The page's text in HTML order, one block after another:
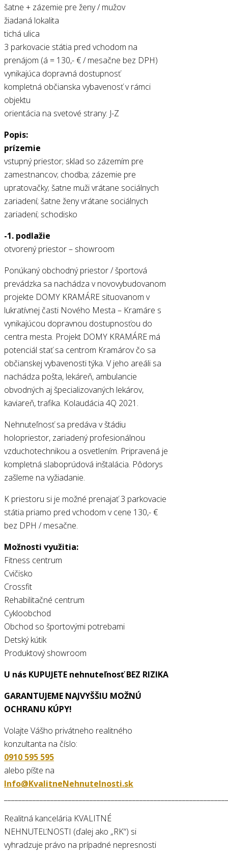
šatne + zázemie pre ženy / mužov
žiadaná lokalita
tichá ulica
3 parkovacie státia pred vchodom na
prenájom (á = 130,- € / mesačne bez DPH)
vynikajúca dopravná dostupnosť
kompletná občianska vybavenosť v rámci
objektu
orientácia na svetové strany: J-Z
Popis:
prízemie
vstupný priestor; sklad so zázemím pre
zamestnancov; chodba; zázemie pre
upratovačky; šatne muži vrátane sociálnych
zariadení; šatne ženy vrátane sociálnych
zariadení; schodisko
-1. podlažie
otvorený priestor – showroom
Ponúkaný obchodný priestor / športová
prevádzka sa nachádza v novovybudovanom
projekte DOMY KRAMÁRE situovanom v
lukratívnej časti Nového Mesta – Kramáre s
vynikajúcou dopravnou dostupnosťou do
centra mesta. Projekt DOMY KRAMÁRE má
potenciál stať sa centrom Kramárov čo sa
občianskej vybavenosti týka. V jeho areáli sa
nachádza pošta, lekáreň, ambulancie
obvodných aj špecializovaných lekárov,
kaviareň, trafika. Kolaudácia 4Q 2021.
Nehnuteľnosť sa predáva v štádiu
holopriestor, zariadený profesionálnou
vzduchotechnikou a osvetlením. Pripravená je
kompletná slaboprúdová inštalácia. Pôdorys
zašleme na vyžiadanie.
K priestoru si je možné prenajať 3 parkovacie
státia priamo pred vchodom v cene 130,- €
bez DPH / mesačne.
Možnosti využitia:
Fitness centrum
Cvičisko
Crossfit
Rehabilitačné centrum
Cykloobchod
Obchod so športovými potrebami
Detský kútik
Produktový showroom
U nás KUPUJETE nehnuteľnosť BEZ RIZIKA
GARANTUJEME NAJVYŠŠIU MOŽNÚ
OCHRANU KÚPY!
Volajte Vášho privátneho realitného
konzultanta na číslo:
0910 595 595
alebo píšte na
Info@KvalitneNehnutelnosti.sk
Realitná kancelária KVALITNÉ
NEHNUTEĽNOSTI (ďalej ako „RK“) si
vyhradzuje právo na prípadné nepresnosti